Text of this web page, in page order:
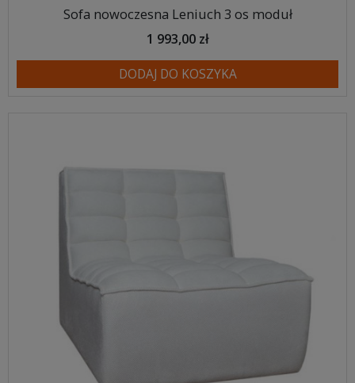
Sofa nowoczesna Leniuch 3 os moduł
1 993,00 zł
DODAJ DO KOSZYKA